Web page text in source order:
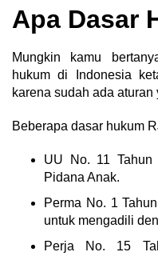
Apa Dasar
Mungkin kamu
hukum di Indonesia
karena sudah ada aturan
Beberapa dasar hukum
UU No. 11 Tahun
Pidana Anak.
Perma No. 1
untuk mengadili
Perja No. 15